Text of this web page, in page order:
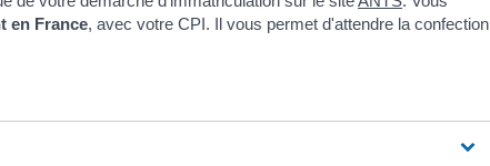
en France, avec votre CPI. Il vous permet d'attendre la confection